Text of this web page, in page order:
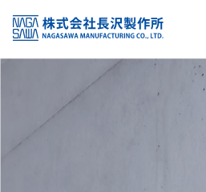
NAGASAWA MFG. CO., LTD.
信頼と技術で未来の安全を支える